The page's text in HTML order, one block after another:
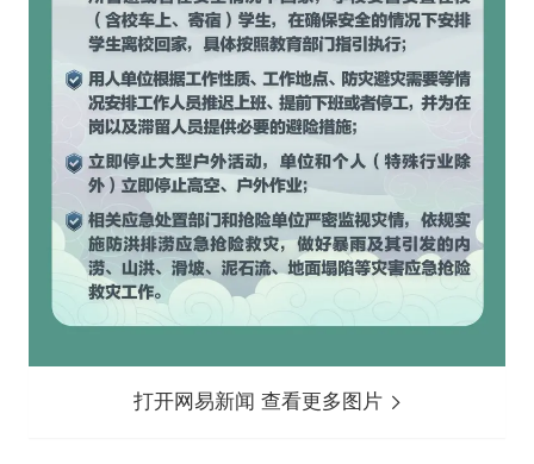
打开网易新闻 查看更多图片